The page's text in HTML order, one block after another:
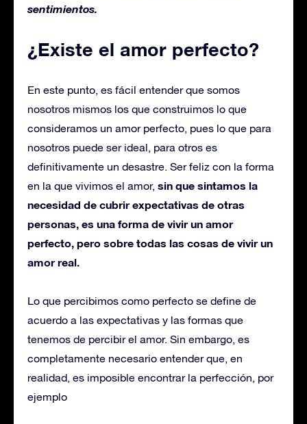
sentimientos.
¿Existe el amor perfecto?
En este punto, es fácil entender que somos
nosotros mismos los que construimos lo que
consideramos un amor perfecto, pues lo que para
nosotros puede ser ideal, para otros es
definitivamente un desastre. Ser feliz con la forma
en la que vivimos el amor, sin que sintamos la
necesidad de cubrir expectativas de otras
personas, es una forma de vivir un amor
perfecto, pero sobre todas las cosas de vivir un
amor real.
Lo que percibimos como perfecto se define de
acuerdo a las expectativas y las formas que
tenemos de percibir el amor. Sin embargo, es
completamente necesario entender que, en
realidad, es imposible encontrar la perfección, por
ejemplo